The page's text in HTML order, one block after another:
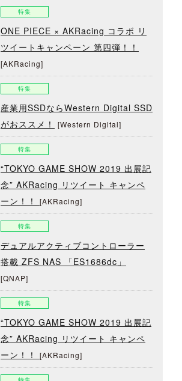
特集
ONE PIECE × AKRacing コラボ リ
ツイートキャンペーン 第四弾！！
[AKRacing]
特集
産業用SSDならWestern Digital SSD
がおススメ！
[Western Digital]
特集
“TOKYO GAME SHOW 2019 出展記
念” AKRacing リツイート キャンペ
ーン！！ [AKRacing]
特集
デュアルアクティブコントローラー
搭載 ZFS NAS 「ES1686dc」
[QNAP]
特集
“TOKYO GAME SHOW 2019 出展記
念” AKRacing リツイート キャンペ
ーン！！ [AKRacing]